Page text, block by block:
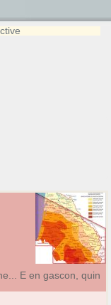
E en gascon, quin